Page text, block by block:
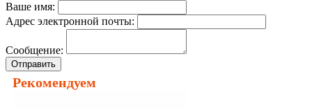
Ваше имя:
Адрес электронной почты:
Сообщение:
Отправить
Рекомендуем